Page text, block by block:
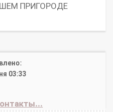
ПРИГОРОДЕ
03:33